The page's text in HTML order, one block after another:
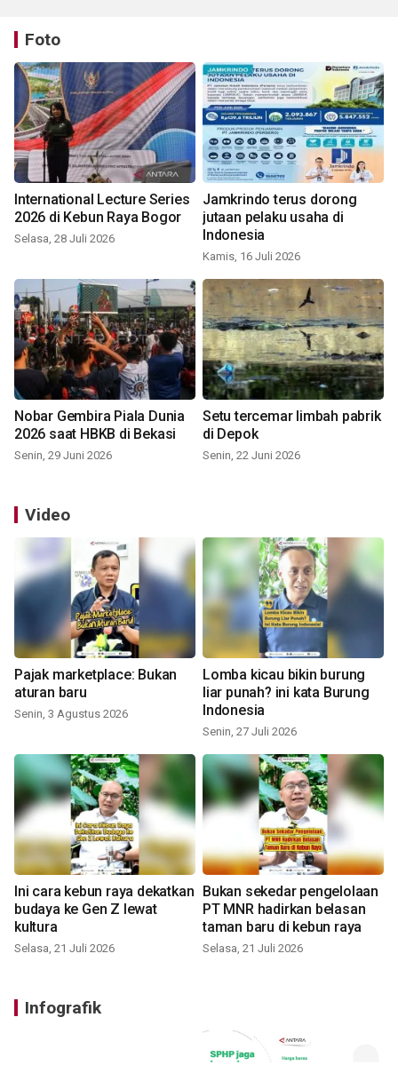
Foto
International Lecture Series
2026 di Kebun Raya Bogor
Selasa, 28 Juli 2026
Jamkrindo terus dorong
jutaan pelaku usaha di
Indonesia
Kamis, 16 Juli 2026
Nobar Gembira Piala Dunia
2026 saat HBKB di Bekasi
Senin, 29 Juni 2026
Setu tercemar limbah pabrik
di Depok
Senin, 22 Juni 2026
Video
Pajak marketplace: Bukan
aturan baru
Senin, 3 Agustus 2026
Lomba kicau bikin burung
liar punah? ini kata Burung
Indonesia
Senin, 27 Juli 2026
Ini cara kebun raya dekatkan
budaya ke Gen Z lewat
kultura
Selasa, 21 Juli 2026
Bukan sekedar pengelolaan
PT MNR hadirkan belasan
taman baru di kebun raya
Selasa, 21 Juli 2026
Infografik